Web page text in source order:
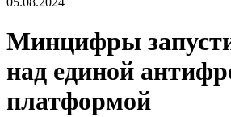
Минцифры
над единой
платформой